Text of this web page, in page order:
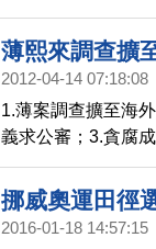
曾櫟騁，今天都難
容，馬上成為現場
薄熙來調查擴
2012-04-14 07:18:08
1.薄案調查擴至海
義求公審；3.貪腐
外資產
挪威奧運田徑
2016-01-18 14:57:15